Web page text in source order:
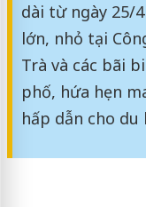
dài từ ngày 25/
lớn, nhỏ tại
Trà và các bãi
phố, hứa hẹn
hấp dẫn cho